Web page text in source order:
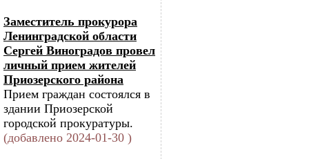
Заместитель прокурора
Ленинградской области
Сергей Виноградов провел
личный прием жителей
Приозерского района
Прием граждан состоялся в
здании Приозерской
городской прокуратуры.
(добавлено 2024-01-30 )